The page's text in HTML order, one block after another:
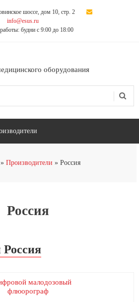
шоссе, дом 10, стр. 2
info@esus.ru
будни с 9:00 до 18:00
оборудования
Производители Россия
Россия